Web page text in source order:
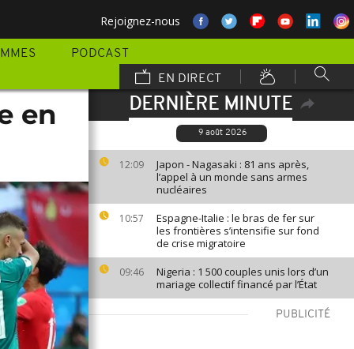
Rejoignez-nous
PODCAST
EN DIRECT
DERNIÈRE MINUTE
9 août 2026
12:09
Japon - Nagasaki : 81 ans après,
l’appel à un monde sans armes
nucléaires
10:57
Espagne-Italie : le bras de fer sur
les frontières s’intensifie sur fond
de crise migratoire
09:46
Nigeria : 1 500 couples unis lors d’un
mariage collectif financé par l’État
PUBLICITÉ
en